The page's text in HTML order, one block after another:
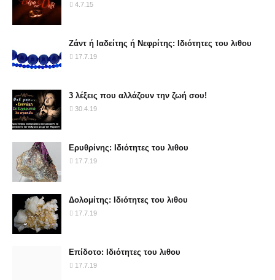
4.7.15
Ζάντ ή Ιαδείτης ή Νεφρίτης: Ιδιότητες του λιθου
17.7.19
3 λέξεις που αλλάζουν την ζωή σου!
30.4.19
Ερυθρίνης: Ιδιότητες του λιθου
17.7.19
Δολομίτης: Ιδιότητες του λιθου
17.7.19
Επίδοτο: Ιδιότητες του λιθου
17.7.19